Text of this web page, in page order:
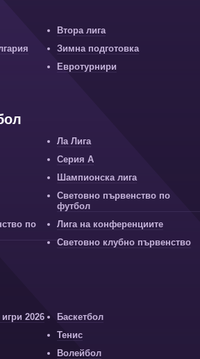
Втора лига
Зимна подготовка
Евротурнири
Ла Лига
Серия А
Шампионска лига
Световно първенство по
футбол
по
Лига на конференциите
Световно клубно първенство
2026
Баскетбол
Тенис
Волейбол